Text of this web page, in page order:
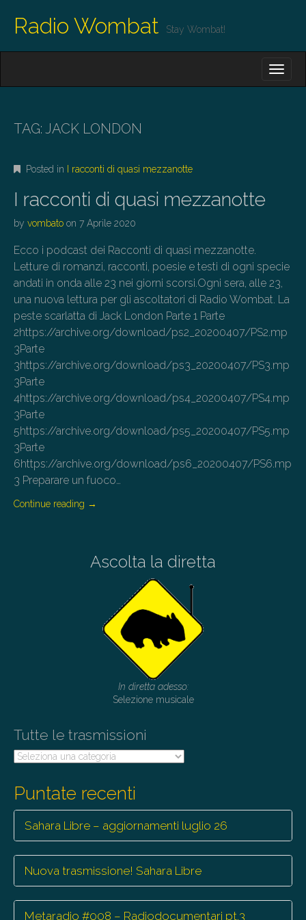
Radio Wombat Stay Wombat!
N
M
N
U
O
C
T
TAG: JACK LONDON
Posted in I racconti di quasi mezzanotte
I racconti di quasi mezzanotte
by vombato on 7 Aprile 2020
Ecco i podcast dei Racconti di quasi mezzanotte.
Letture di romanzi, racconti, poesie e testi di ogni specie
andati in onda alle 23 nei giorni scorsi.Ogni sera, alle 23,
una nuova lettura per gli ascoltatori di Radio Wombat. La
peste scarlatta di Jack London Parte 1 Parte
2https://archive.org/download/ps2_20200407/PS2.mp
3Parte
3https://archive.org/download/ps3_20200407/PS3.mp
3Parte
4https://archive.org/download/ps4_20200407/PS4.mp
3Parte
5https://archive.org/download/ps5_20200407/PS5.mp
3Parte
6https://archive.org/download/ps6_20200407/PS6.mp
3 Preparare un fuoco…
Continue reading →
Ascolta la diretta
In diretta adesso:
Selezione musicale
Tutte le trasmissioni
Tutte
Puntate recenti
Sahara Libre – aggiornamenti luglio 26
Nuova trasmissione! Sahara Libre
Metaradio #008 – Radiodocumentari pt.3